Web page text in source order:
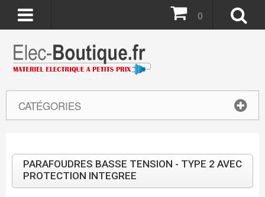
CATÉGORIES
0
PARAFOUDRES BASSE TENSION - TYPE 2 AVEC
PROTECTION INTEGREE